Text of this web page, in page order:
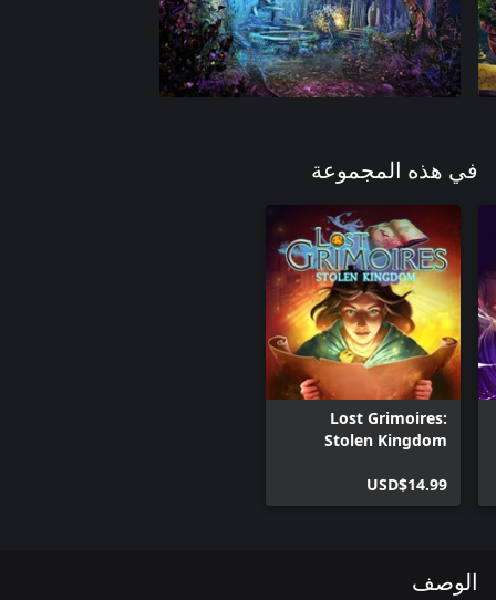
في هذه المجموعة
Lost Grimoires:
Stolen Kingdom
USD$14.99
الوصف